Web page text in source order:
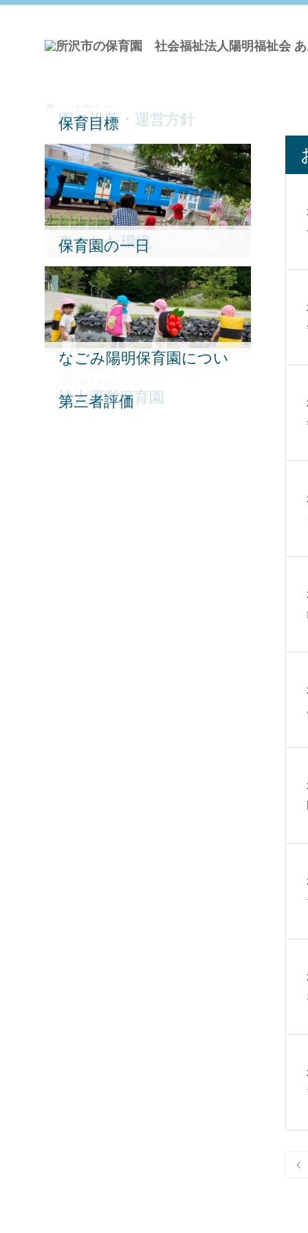
お知らせ
園の沿革・運営方針
保育目標
恵まれた環境
保育園の一日
保育園行事
給食・食育について
なごみ陽明保育園につい
就職活動Q＆A
AccessMap
法人運営保育園
第三者評価